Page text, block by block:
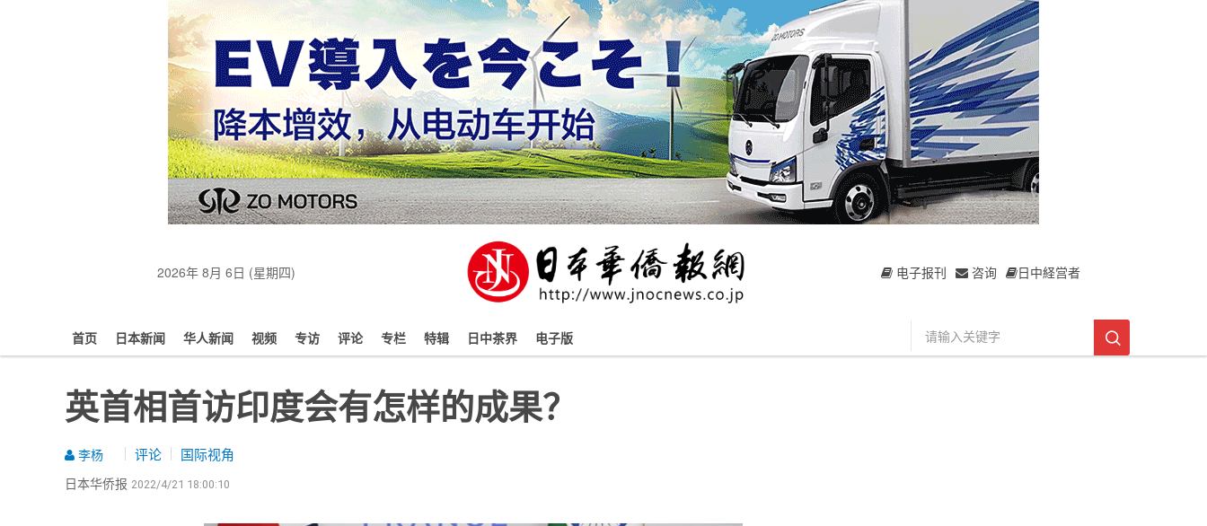
2026年 8月 6日 (星期四) 电子报刊 咨询 日中経営者
首页 日本新闻 华人新闻 视频 专访 评论 专栏 特辑 日中茶界 电子版
英首相首访印度会有怎样的成果？
李杨 评论 国际视角
日本华侨报 2022/4/21 18:00:10